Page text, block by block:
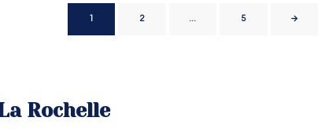
1 2 … 5 →
Rochelle